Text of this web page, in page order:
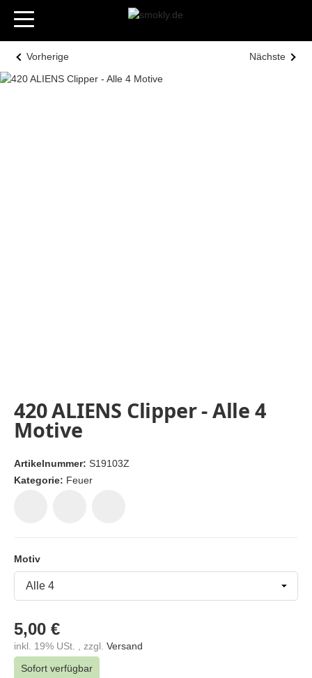
Vorherige Nächste
420 ALIENS Clipper - Alle 4
Motive
Artikelnummer: S19103Z
Kategorie: Feuer
Motiv
Motiv
5,00 €
inkl. 19% USt. , zzgl. Versand
Sofort verfügbar